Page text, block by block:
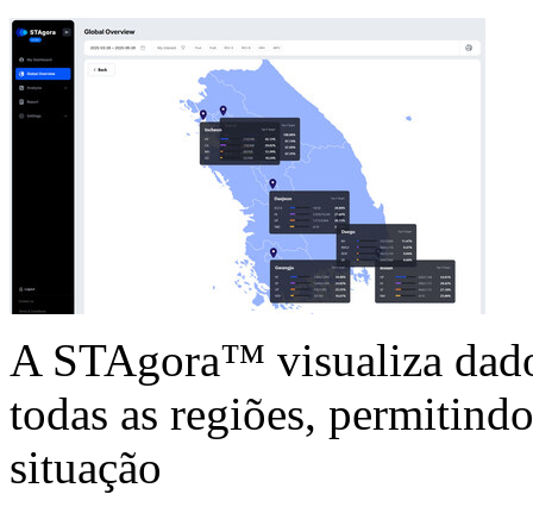
A STAgora™ visualiza
todas as regiões,
situação